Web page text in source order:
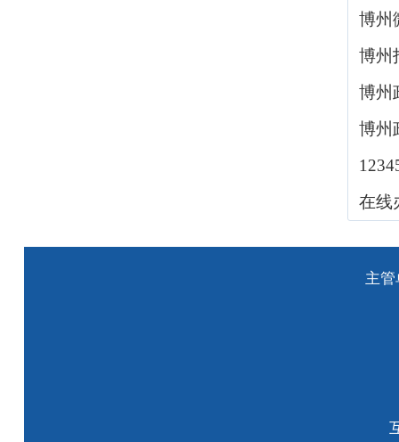
博州
博州
博州
博州
在线
主